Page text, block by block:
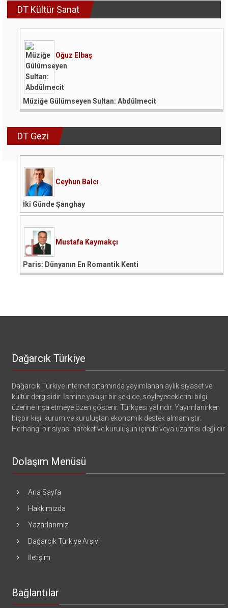
DT Kültür Sanat
Oğuz Elbaş
Müziğe Gülümseyen Sultan: Abdülmecit
DT Gezi
Ceyhun Balcı
İki Günde Şanghay
Mustafa Kaymakçı
Paris: Dünyanın En Romantik Kenti
Dağarcık Türkiye
Dağarcık Türkiye internet ortamında yayımlanan aylık siyaset ve
kültür dergisidir. İsmine yakışır bir şekilde, söyleyeceklerini bilgi
üzerine inşa etmeye özen gösterir. Türkçesi yalındır. Yayımlanırken
hiçbir kişi, kurum ve kuruluştan ekonomik destek almamıştır.
Herhangi bir siyasi hareket ve kuruluşun içinde veya uzantısı değildir
Dolaşım Menüsü
Ana Sayfa
Hakkımızda
Yazarlarımız
Dağarcık Türkiye Arşivi
İletişim
Bağlantılar